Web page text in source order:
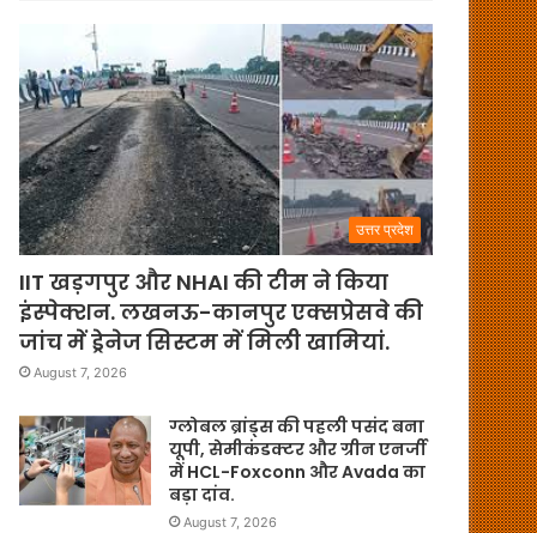
उत्तर प्रदेश
IIT खड़गपुर और NHAI की टीम ने किया
इंस्पेक्शन. लखनऊ-कानपुर एक्सप्रेसवे की
जांच में ड्रेनेज सिस्टम में मिली खामियां.
August 7, 2026
ग्लोबल ब्रांड्स की पहली पसंद बना
यूपी, सेमीकंडक्टर और ग्रीन एनर्जी
में HCL-Foxconn और Avada का
बड़ा दांव.
August 7, 2026